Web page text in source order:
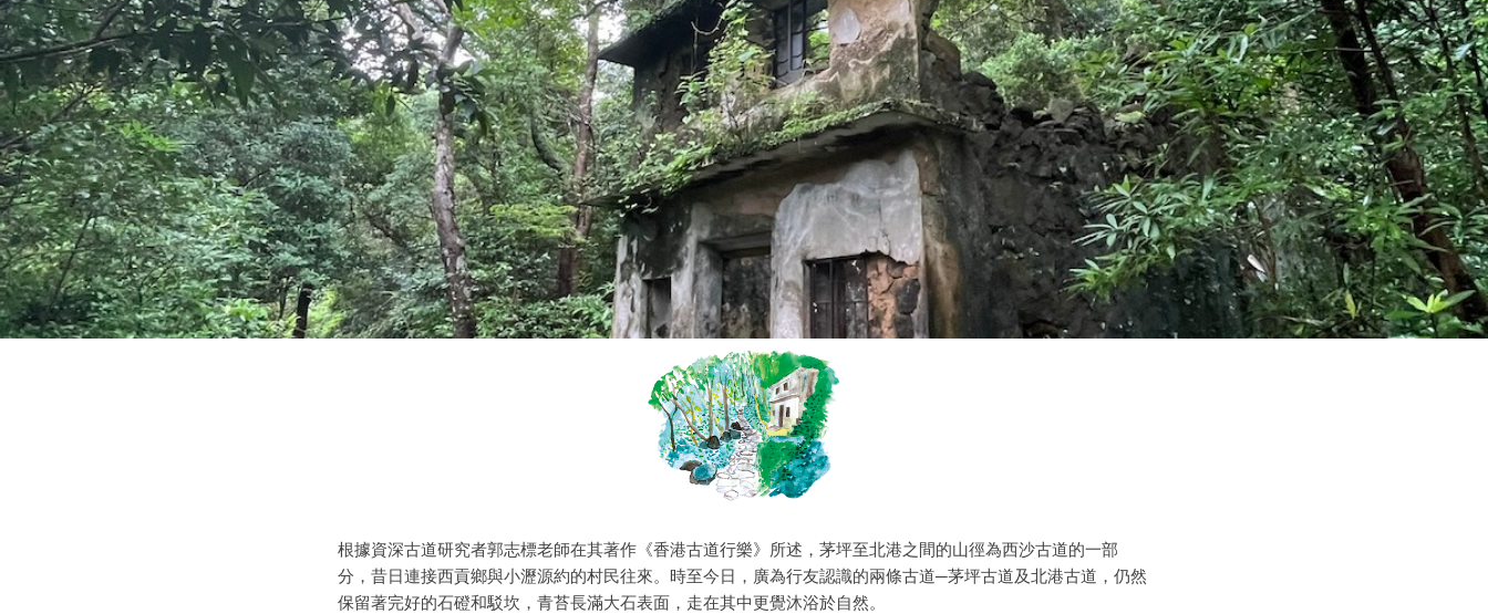
根據資深古道研究者郭志標老師在其著作《香港古道行樂》所述，茅坪至北港之間的山徑為西沙古道的一部
分，昔日連接西貢鄉與小瀝源約的村民往來。時至今日，廣為行友認識的兩條古道─茅坪古道及北港古道，仍然
保留著完好的石磴和駁坎，青苔長滿大石表面，走在其中更覺沐浴於自然。